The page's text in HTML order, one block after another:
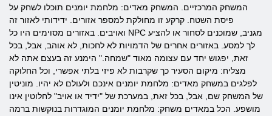
המשחק המרכזיים. המשחק מאדים: מלחמת יומנים תוכלו לשחק על
פיסת השטח. קרקע זו מחולקת למספר אזורים. ידידותי לאזור זה
ואויבים. באזורים מסוימים היו כל NPC מגניב, שמוכנים לסחור או להציע
לך למסע. באזורים אחרים של הדמויות לא לחכות, לא אוהב, אבל, בכל
זאת, יפגוש יחד עם עצומה מאוד "שמחה." הימנע זה בעצם אתה לא
מצליח: מיקום הסעיר כך שקרבות לא פיזי בלתי אפשרי, וכל החלוקה
לפלגים במשחק מאדים: מלחמת יומנים אינכם ולעולם לא יהיו. מוניטין
של המשחק שם, אבל, בכל זאת, במערכת של "ידיד או אויב" לחלוטין אינו
מושפע. הכל במאדים משחק: מלחמת יומנים המוגדרות בנוקשות ברמה